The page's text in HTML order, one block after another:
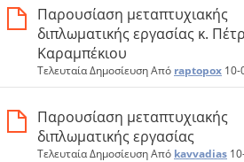
Παρουσίαση μεταπτυχιακής
διπλωματικής εργασίας κ.
Καραμπέκιου
Τελευταία Δημοσίευση Από raptopox 10-
Παρουσίαση μεταπτυχιακής
διπλωματικής εργασίας
Τελευταία Δημοσίευση Από kavvadias